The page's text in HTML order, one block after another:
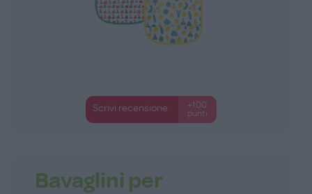
Scrivi recensione
+100
punti
Bavaglini per